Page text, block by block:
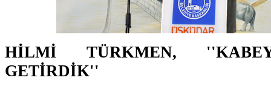
HİLMİ TÜRKMEN,
GETİRDİK''